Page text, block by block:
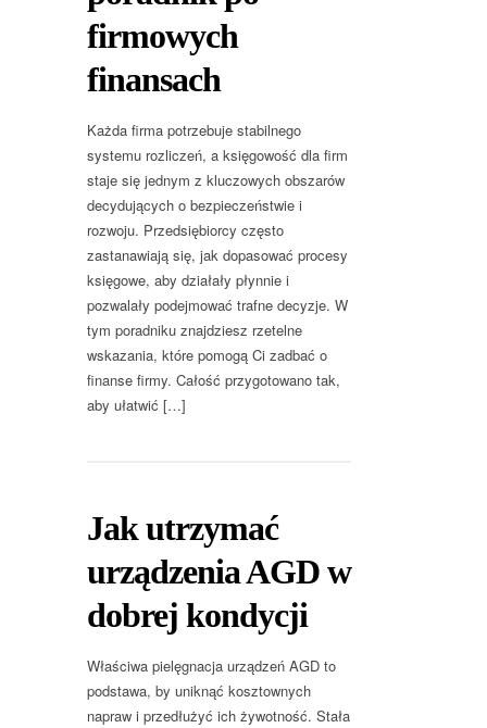
firmowych
finansach
Każda firma potrzebuje stabilnego
systemu rozliczeń, a księgowość dla firm
staje się jednym z kluczowych obszarów
decydujących o bezpieczeństwie i
rozwoju. Przedsiębiorcy często
zastanawiają się, jak dopasować procesy
księgowe, aby działały płynnie i
pozwalały podejmować trafne decyzje. W
tym poradniku znajdziesz rzetelne
wskazania, które pomogą Ci zadbać o
finanse firmy. Całość przygotowano tak,
aby ułatwić […]
Jak utrzymać
urządzenia AGD w
dobrej kondycji
Właściwa pielęgnacja urządzeń AGD to
podstawa, by uniknąć kosztownych
napraw i przedłużyć ich żywotność. Stała